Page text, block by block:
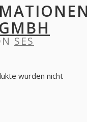
SES
wurden nicht